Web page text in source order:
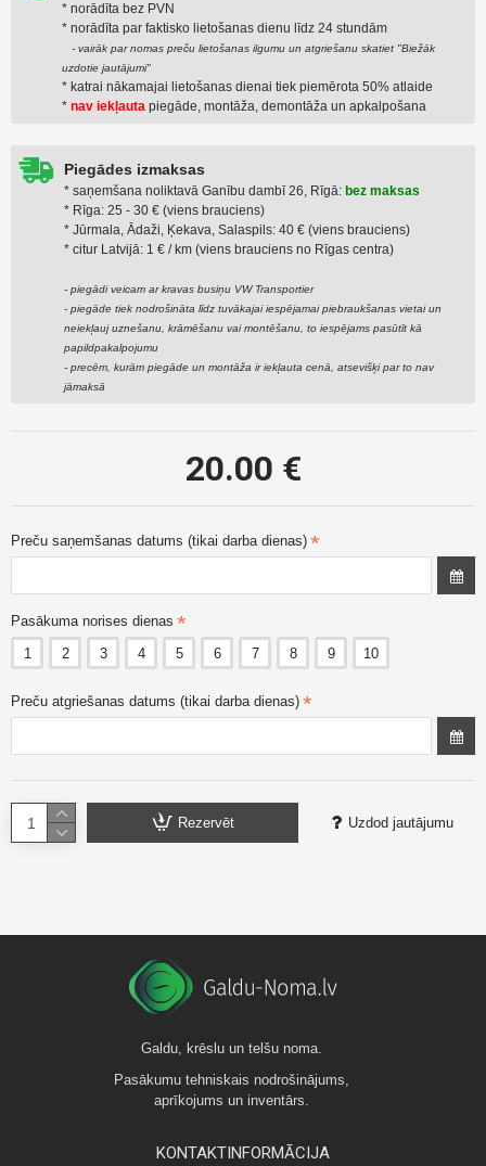
* norādīta bez PVN
* norādīta par faktiskо lietošanas dienu līdz 24 stundām
- vairāk par nomas preču lietošanas ilgumu un atgriešanu skatiet "Biežāk
uzdotie jautājumi"
* katrai nākamajai lietošanas dienai tiek piemērota 50% atlaide
* nav iekļauta piegāde, montāža, demontāža un apkalpošana
Piegādes izmaksas
* saņemšana noliktavā Ganību dambī 26, Rīgā: bez maksas
* Rīga: 25 - 30 € (viens brauciens)
* Jūrmala, Ādaži, Ķekava, Salaspils: 40 € (viens brauciens)
* citur Latvijā: 1 € / km (viens brauciens no Rīgas centra)
- piegādi veicam ar kravas busiņu VW Transportier
- piegāde tiek nodrošināta līdz tuvākajai iespējamai piebraukšanas vietai un
neiekļauj uznešanu, krāmēšanu vai montēšanu, to iespējams pasūtīt kā
papildpakalpojumu
- precēm, kurām piegāde un montāža ir iekļauta cenā, atsevišķi par to nav
jāmaksā
20.00 €
Preču saņemšanas datums (tikai darba dienas)
Pasākuma norises dienas
1
2 3 4 5 6 7 8 9 10
Preču atgriešanas datums (tikai darba dienas)
Rezervēt Uzdod jautājumu
Galdu, krēslu un telšu noma.
Pasākumu tehniskais nodrošinājums,
aprīkojums un inventārs.
KONTAKTINFORMĀCIJA